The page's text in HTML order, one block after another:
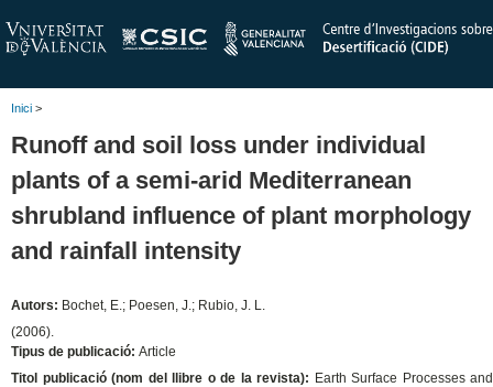
Inici >
Runoff and soil loss under individual
plants of a semi-arid Mediterranean
shrubland influence of plant morphology
and rainfall intensity
Autors: Bochet, E.; Poesen, J.; Rubio, J. L.
(2006).
Tipus de publicació: Article
Titol publicació (nom del llibre o de la revista): Earth Surface Processes and